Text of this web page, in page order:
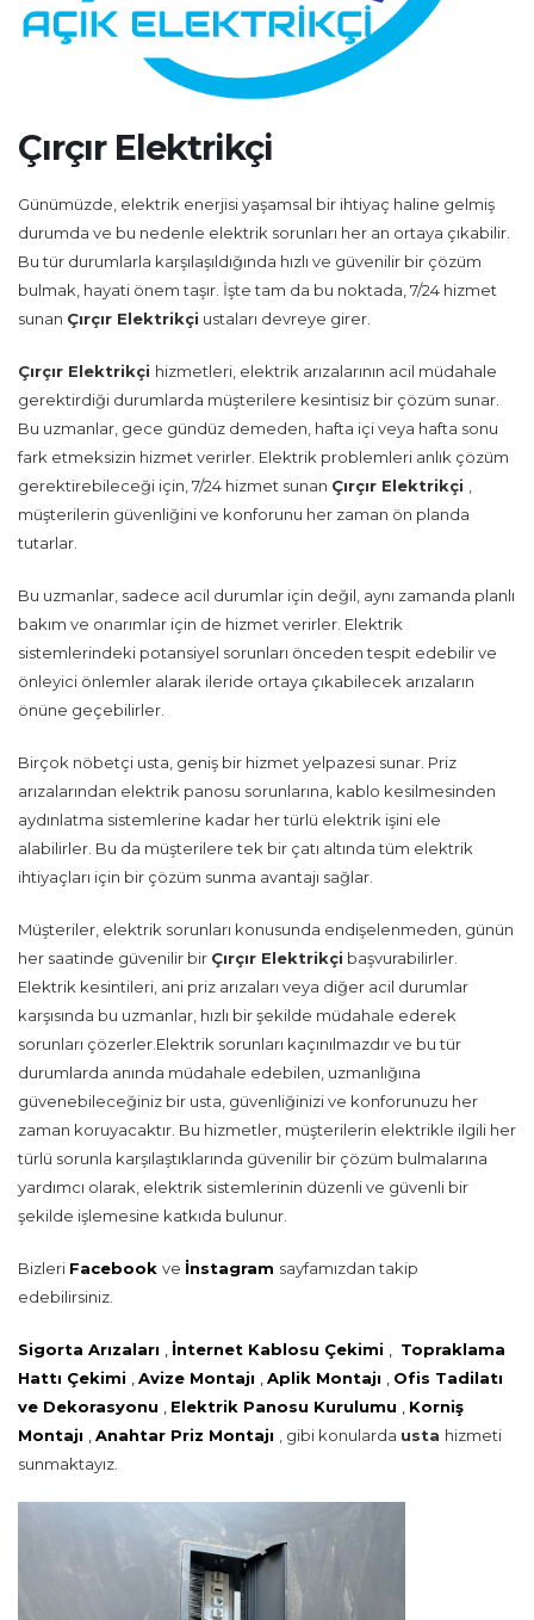
Çırçır Elektrikçi
Günümüzde, elektrik enerjisi yaşamsal bir ihtiyaç haline gelmiş
durumda ve bu nedenle elektrik sorunları her an ortaya çıkabilir.
Bu tür durumlarla karşılaşıldığında hızlı ve güvenilir bir çözüm
bulmak, hayati önem taşır. İşte tam da bu noktada, 7/24 hizmet
sunan Çırçır Elektrikçi ustaları devreye girer.
Çırçır Elektrikçi hizmetleri, elektrik arızalarının acil müdahale
gerektirdiği durumlarda müşterilere kesintisiz bir çözüm sunar.
Bu uzmanlar, gece gündüz demeden, hafta içi veya hafta sonu
fark etmeksizin hizmet verirler. Elektrik problemleri anlık çözüm
gerektirebileceği için, 7/24 hizmet sunan Çırçır Elektrikçi
müşterilerin güvenliğini ve konforunu her zaman ön planda
tutarlar.
Bu uzmanlar, sadece acil durumlar için değil, aynı zamanda planlı
bakım ve onarımlar için de hizmet verirler. Elektrik
sistemlerindeki potansiyel sorunları önceden tespit edebilir ve
önleyici önlemler alarak ileride ortaya çıkabilecek arızaların
önüne geçebilirler.
Birçok nöbetçi usta, geniş bir hizmet yelpazesi sunar. Priz
arızalarından elektrik panosu sorunlarına, kablo kesilmesinden
aydınlatma sistemlerine kadar her türlü elektrik işini ele
alabilirler. Bu da müşterilere tek bir çatı altında tüm elektrik
ihtiyaçları için bir çözüm sunma avantajı sağlar.
Müşteriler, elektrik sorunları konusunda endişelenmeden, günün
her saatinde güvenilir bir Çırçır Elektrikçi başvurabilirler.
Elektrik kesintileri, ani priz arızaları veya diğer acil durumlar
karşısında bu uzmanlar, hızlı bir şekilde müdahale ederek
sorunları çözerler.Elektrik sorunları kaçınılmazdır ve bu tür
durumlarda anında müdahale edebilen, uzmanlığına
güvenebileceğiniz bir usta, güvenliğinizi ve konforunuzu her
zaman koruyacaktır. Bu hizmetler, müşterilerin elektrikle ilgili her
türlü sorunla karşılaştıklarında güvenilir bir çözüm bulmalarına
yardımcı olarak, elektrik sistemlerinin düzenli ve güvenli bir
şekilde işlemesine katkıda bulunur.
Bizleri Facebook ve İnstagram sayfamızdan takip
edebilirsiniz.
Sigorta Arızaları İnternet Kablosu Çekimi
Topraklama
Hattı Çekimi
Avize Montajı Aplik Montajı
Ofis Tadilatı
ve Dekorasyonu
Elektrik Panosu Kurulumu
Korniş
Montajı
Anahtar Priz Montajı , gibi konularda usta hizmeti
sunmaktayız.